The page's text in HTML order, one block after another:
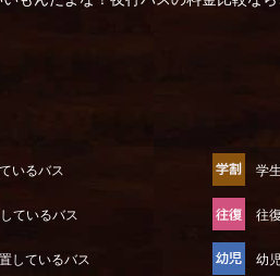
いるバス
ているバス
しているバス
学
往
幼